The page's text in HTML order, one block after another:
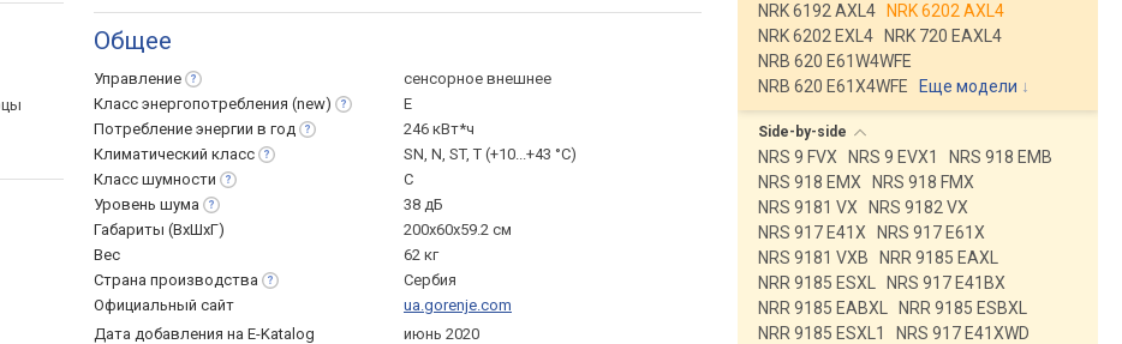
Общее
Управление
сенсорное внешнее
Класс энергопотребления (new)
E
Потребление энергии в год
246 кВт*ч
Климатический класс
SN, N, ST, T (+10...+43 °С)
Класс шумности
C
Уровень шума
38 дБ
Габариты (ВхШхГ)
200x60x59.2 см
Вес
62 кг
Страна производства
Сербия
Официальный сайт
ua.gorenje.com
Дата добавления на E-Katalog
июнь 2020
NRK 6192 AXL4
NRK 6202 AXL4
NRK 6202 EXL4
NRK 720 EAXL4
NRB 620 E61W4WFE
NRB 620 E61X4WFE
Еще модели ↓
Side-by-side
NRS 9 FVX NRS 9 EVX1
NRS 918 EMB
NRS 918 EMX
NRS 918 FMX
NRS 9181 VX
NRS 9182 VX
NRS 917 E41X
NRS 917 E61X
NRS 9181 VXB
NRR 9185 EAXL
NRR 9185 ESXL
NRS 917 E41BX
NRR 9185 EABXL
NRR 9185 ESBXL
NRR 9185 ESXL1
NRS 917 E41XWD